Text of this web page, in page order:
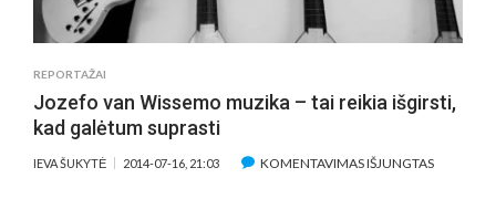
REPORTAŽAI
Jozefo van Wissemo muzika – tai reikia išgirsti,
kad galėtum suprasti
IEVA ŠUKYTĖ 2014-07-16, 21:03 KOMENTAVIMAS IŠJUNGTASĮRAŠE